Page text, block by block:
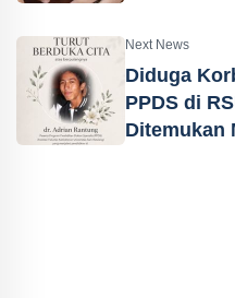
Next News
Diduga
PPDS di
Ditemukan